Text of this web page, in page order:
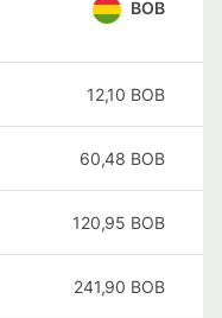
BOB
12,10 BOB
60,48 BOB
120,95 BOB
241,90 BOB